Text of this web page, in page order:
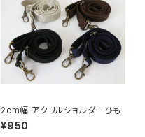
2cm幅 アクリルショルダーひも
¥950